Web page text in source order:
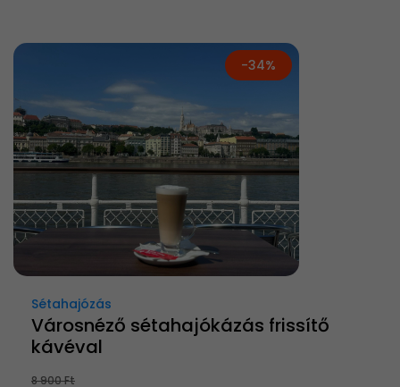
-34%
Sétahajózás
Városnéző sétahajókázás frissítő
kávéval
8 900 Ft